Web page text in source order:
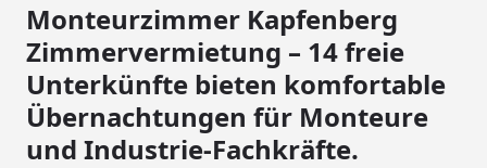
Monteurzimmer Kapfenberg
Zimmervermietung – 14 freie
Unterkünfte bieten komfortable
Übernachtungen für Monteure
und Industrie-Fachkräfte.